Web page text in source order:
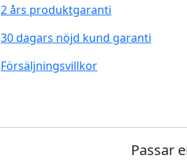
2 års produktgaranti
30 dagars nöjd kund garanti
Försäljningsvillkor
Passar